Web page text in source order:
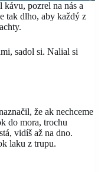
pozrel na nás a
tak dlho, aby každý z
sadol si. Nalial si
že ak nechceme
do mora, trochu
vidíš až na dno.
laku z trupu.